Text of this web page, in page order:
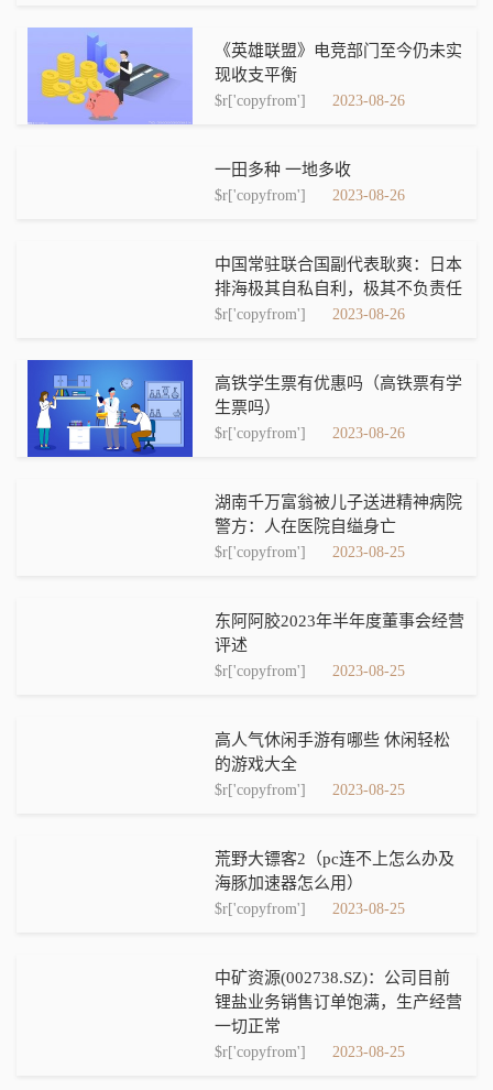
《英雄联盟》电竞部门至今仍未实
现收支平衡
$r['copyfrom'] 2023-08-26
一田多种 一地多收
$r['copyfrom'] 2023-08-26
中国常驻联合国副代表耿爽：日本
排海极其自私自利，极其不负责任
$r['copyfrom'] 2023-08-26
高铁学生票有优惠吗（高铁票有学
生票吗）
$r['copyfrom'] 2023-08-26
湖南千万富翁被儿子送进精神病院
警方：人在医院自缢身亡
$r['copyfrom'] 2023-08-25
东阿阿胶2023年半年度董事会经营
评述
$r['copyfrom'] 2023-08-25
高人气休闲手游有哪些 休闲轻松
的游戏大全
$r['copyfrom'] 2023-08-25
荒野大镖客2（pc连不上怎么办及
海豚加速器怎么用）
$r['copyfrom'] 2023-08-25
中矿资源(002738.SZ)：公司目前
锂盐业务销售订单饱满，生产经营
一切正常
$r['copyfrom'] 2023-08-25